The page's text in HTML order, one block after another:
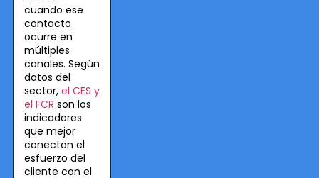
cuando ese
contacto
ocurre en
múltiples
canales. Según
datos del
sector, el CES y
el FCR son los
indicadores
que mejor
conectan el
esfuerzo del
cliente con el